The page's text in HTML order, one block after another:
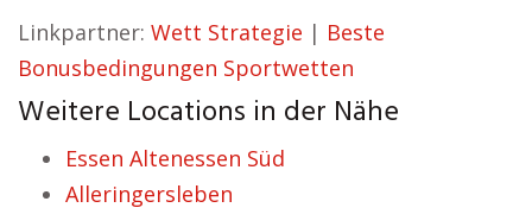
Linkpartner: Wett Strategie | Beste
Bonusbedingungen Sportwetten
Weitere Locations in der Nähe
Essen Altenessen Süd
Alleringersleben